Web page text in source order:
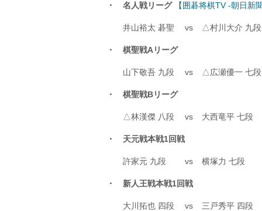
・ 名人戦リーグ 【囲碁将棋TV -朝日新
井山裕太 碁聖 vs △村川大介
・ 棋聖戦Aリーグ
山下敬吾 九段 vs △広瀬優一 七段
・ 棋聖戦Bリーグ
△林漢傑 八段 vs 大西竜平 七段
・ 天元戦本戦1回戦
許家元 九段 vs 横塚力 七段
・ 新人王戦本戦1回戦
大川拓也 四段 vs 三戸秀平 四段